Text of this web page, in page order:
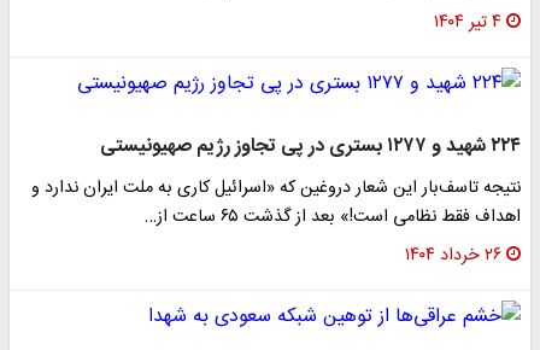
۴ تیر ۱۴۰۴
۲۲۴ شهید و ۱۲۷۷ بستری در پی تجاوز رژیم صهیونیستی
نتیجه تاسف‌بار این شعار دروغین که «اسرائیل کاری به ملت ایران ندارد و
اهداف فقط نظامی است!» بعد از گذشت ۶۵ ساعت از…
۲۶ خرداد ۱۴۰۴